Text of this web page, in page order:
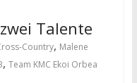
Talente
Country, Malene
, Team KMC Ekoi Orbea